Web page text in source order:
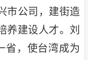
市公司，建街造
养建设人才。刘
省，使台湾成为